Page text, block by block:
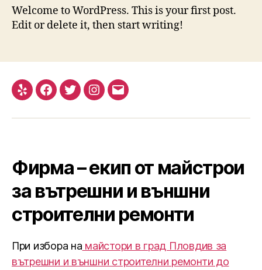
Welcome to WordPress. This is your first post.
Edit or delete it, then start writing!
Yelp Facebook
TwitterInstagram
Email
Фирма – екип от майстрои
за вътрешни и външни
строителни ремонти
При избора на майстори в град Пловдив за
вътрешни и външни строителни ремонти до